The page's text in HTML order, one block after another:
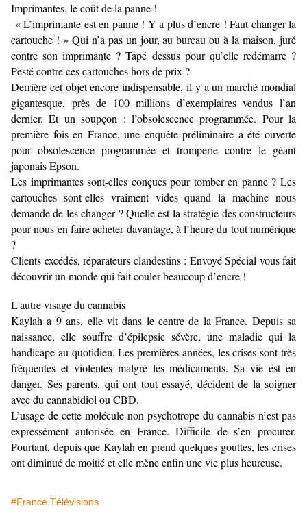
Imprimantes, le coût de la panne !
« L’imprimante est en panne ! Y a plus d’encre ! Faut changer la
cartouche ! » Qui n’a pas un jour, au bureau ou à la maison, juré
contre son imprimante ? Tapé dessus pour qu’elle redémarre ?
Pesté contre ces cartouches hors de prix ?
Derrière cet objet encore indispensable, il y a un marché mondial
gigantesque, près de 100 millions d’exemplaires vendus l’an
dernier. Et un soupçon : l’obsolescence programmée. Pour la
première fois en France, une enquête préliminaire a été ouverte
pour obsolescence programmée et tromperie contre le géant
japonais Epson.
Les imprimantes sont-elles conçues pour tomber en panne ? Les
cartouches sont-elles vraiment vides quand la machine nous
demande de les changer ? Quelle est la stratégie des constructeurs
pour nous en faire acheter davantage, à l’heure du tout numérique
?
Clients excédés, réparateurs clandestins : Envoyé Spécial vous fait
découvrir un monde qui fait couler beaucoup d’encre !
L'autre visage du cannabis
Kaylah a 9 ans, elle vit dans le centre de la France. Depuis sa
naissance, elle souffre d’épilepsie sévère, une maladie qui la
handicape au quotidien. Les premières années, les crises sont très
fréquentes et violentes malgré les médicaments. Sa vie est en
danger. Ses parents, qui ont tout essayé, décident de la soigner
avec du cannabidiol ou CBD.
L’usage de cette molécule non psychotrope du cannabis n’est pas
expressément autorisée en France. Difficile de s’en procurer.
Pourtant, depuis que Kaylah en prend quelques gouttes, les crises
ont diminué de moitié et elle mène enfin une vie plus heureuse.
#France Télévisions